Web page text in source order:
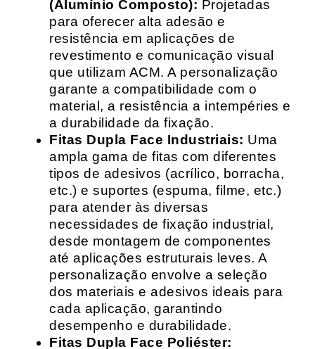
(Alumínio Composto): Projetadas
para oferecer alta adesão e
resistência em aplicações de
revestimento e comunicação visual
que utilizam ACM. A personalização
garante a compatibilidade com o
material, a resistência a intempéries e
a durabilidade da fixação.
Fitas Dupla Face Industriais: Uma
ampla gama de fitas com diferentes
tipos de adesivos (acrílico, borracha,
etc.) e suportes (espuma, filme, etc.)
para atender às diversas
necessidades de fixação industrial,
desde montagem de componentes
até aplicações estruturais leves. A
personalização envolve a seleção
dos materiais e adesivos ideais para
cada aplicação, garantindo
desempenho e durabilidade.
Fitas Dupla Face Poliéster: